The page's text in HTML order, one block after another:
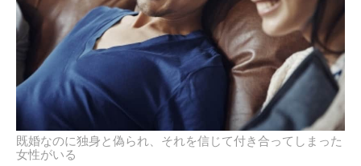
既婚なのに独身と偽られ、それを信じて付き合ってしまった
女性がいる